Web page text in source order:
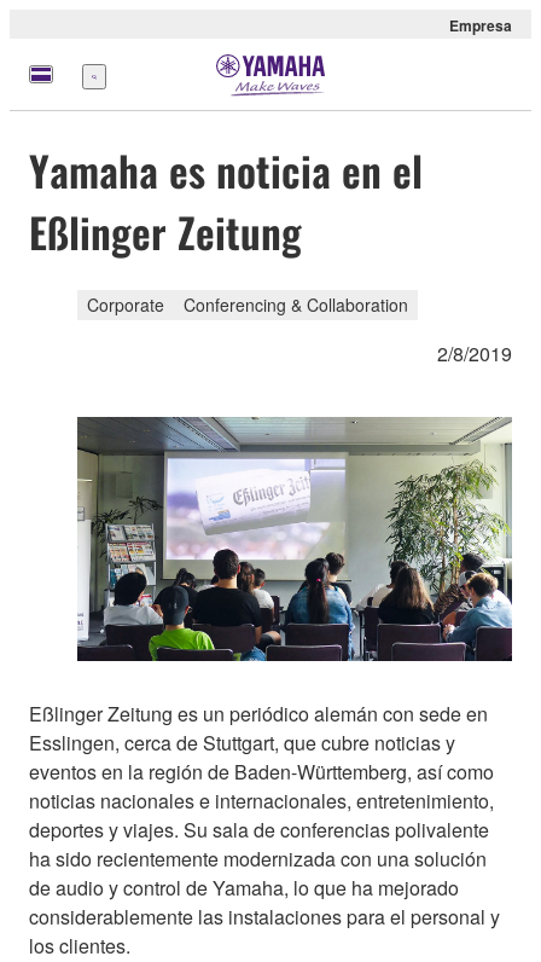
Empresa
Menú
Yamaha es noticia en el
Eßlinger Zeitung
Corporate Conferencing & Collaboration
2/8/2019
Eßlinger Zeitung es un periódico alemán con sede en
Esslingen, cerca de Stuttgart, que cubre noticias y
eventos en la región de Baden-Württemberg, así como
noticias nacionales e internacionales, entretenimiento,
deportes y viajes. Su sala de conferencias polivalente
ha sido recientemente modernizada con una solución
de audio y control de Yamaha, lo que ha mejorado
considerablemente las instalaciones para el personal y
los clientes.